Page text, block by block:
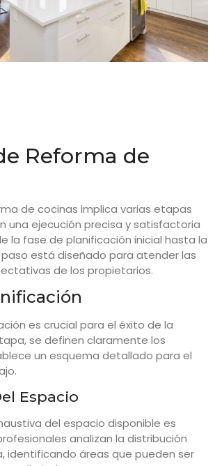
Reforma de
de cocinas implica varias etapas
una ejecución precisa y satisfactoria
la fase de planificación inicial hasta la
está diseñado para atender las
de los propietarios.
es crucial para el éxito de la
se definen claramente los
un esquema detallado para el
Espacio
del espacio disponible es
analizan la distribución
identificando áreas que pueden ser